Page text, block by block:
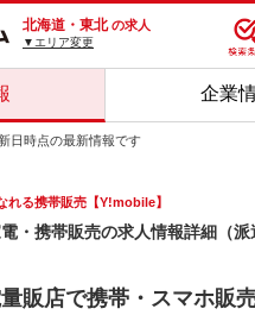
北海道・東北 の求人
▼エリア変更
企業
日時点の最新情報です
れる携帯販売【Y!mobile】
・携帯販売の求人情報詳細（
販店で携帯・スマホ販